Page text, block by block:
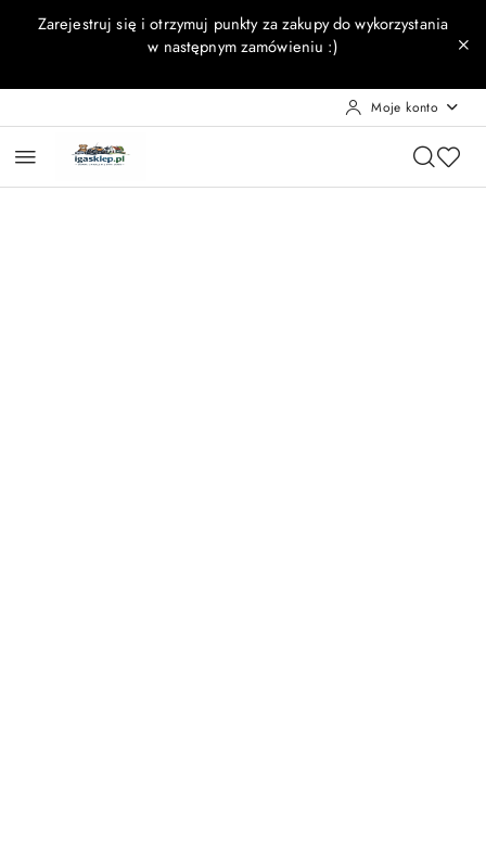
Przejdź do treści głównej
Przejdź do wyszukiwarki
Przejdź do moje konto
Przejdź do menu głównego
Przejdź do opisu produktu
Przejdź do stopki
Zarejestruj się i otrzymuj punkty za zakupy do wykorzystania
w następnym zamówieniu :)
Moje konto